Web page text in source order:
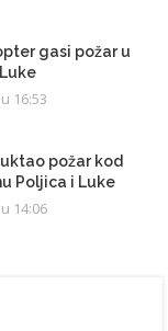
gasi požar u
16:53
požar kod
Poljica i Luke
14:06